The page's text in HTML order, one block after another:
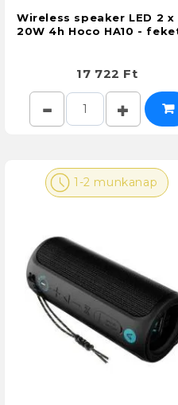
Wireless speaker LED 2 x
20W 4h Hoco HA10 -
17 722 Ft
1-2 munkanap